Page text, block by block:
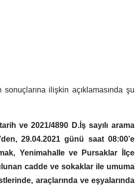
ilişkin açıklamasında şu
ve 2021/4890 D.İş sayılı arama
29.04.2021 günü saat 08:00’e
Yenimahalle ve Pursaklar İlçe
cadde ve sokaklar ile umuma
araçlarında ve eşyalarında